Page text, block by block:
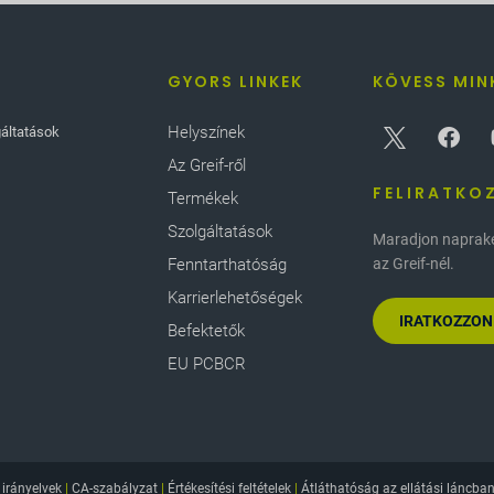
GYORS LINKEK
Helyszínek
Az Greif-ről
Termékek
Szolgáltatások
Fenntarthatóság
Karrierlehetőségek
Befektetők
EU PCBCR
KÖVESS
Maradjon
az Greif-nél.
| CA-szabályzat| Értékesítési feltételek| Átláthatóság az ellátási láncban